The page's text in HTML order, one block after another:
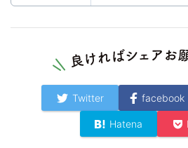
Twitter facebook
Hatena